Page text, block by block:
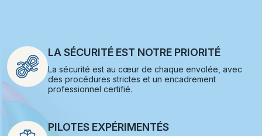
LA SÉCURITÉ EST NOTRE PRIORITÉ
La sécurité est au cœur de chaque envolée, avec
des procédures strictes et un encadrement
professionnel certifié.
PILOTES EXPÉRIMENTÉS